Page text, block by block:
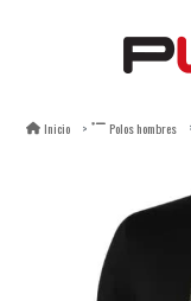
Inicio Polos hombres